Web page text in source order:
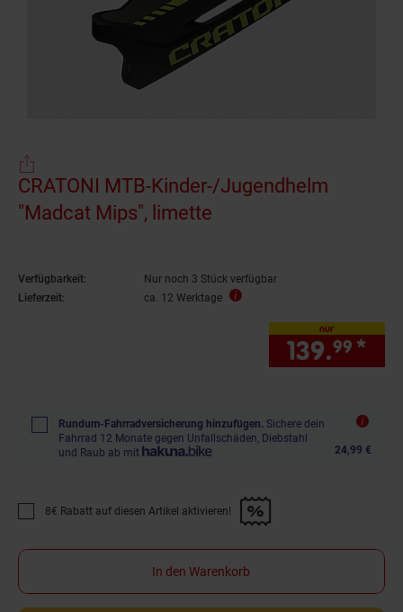
CRATONI MTB-Kinder-/Jugendhelm
"Madcat Mips", limette
Verfügbarkeit:
Nur noch 3 Stück verfügbar
Lieferzeit:
ca. 12 Werktage
nur
139.99 *
Rundum-Fahrradversicherung hinzufügen. Sichere dein
Fahrrad 12 Monate gegen Unfallschäden, Diebstahl
und Raub ab mit
24,99 €
Promotion "8€ Rabatt auf diesen Artikel aktivieren!" anwenden
8€ Rabatt auf diesen Artikel aktivieren!
In den Warenkorb